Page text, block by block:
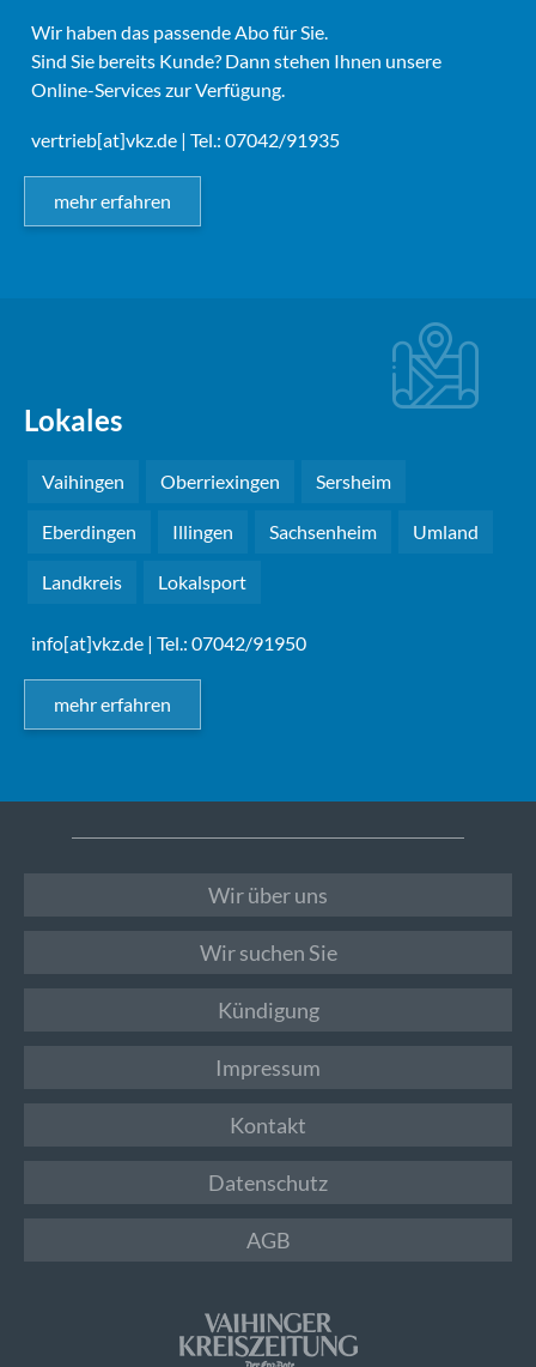
Wir haben das passende Abo für Sie.
Sind Sie bereits Kunde? Dann stehen Ihnen unsere
Online-Services zur Verfügung.
vertrieb[at]vkz.de | Tel.: 07042/91935
mehr erfahren
Lokales
Vaihingen Oberriexingen Sersheim
Eberdingen Illingen Sachsenheim Umland
Landkreis Lokalsport
info[at]vkz.de | Tel.: 07042/91950
mehr erfahren
Wir über uns
Wir suchen Sie
Kündigung
Impressum
Kontakt
Datenschutz
AGB